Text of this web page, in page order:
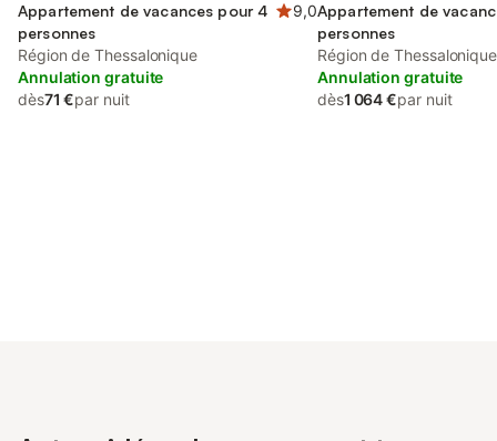
Appartement de vacances pour 4
personnes
9,0
Région de Thessalonique
Annulation gratuite
dès71 €par nuit
Appartement de
personnes
Région de Thessalonique
Annulation gratuite
dès1 064 €par nuit